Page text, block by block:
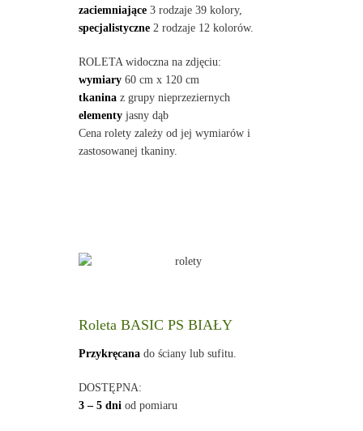
zaciemniające3 rodzaje 39 kolory,
specjalistyczne2 rodzaje 12 kolorów.
ROLETA widoczna na zdjęciu:
wymiary60 cm x 120 cm
tkaninaz grupy nieprzeziernych
elementyjasny dąb
Cena rolety zależy od jej wymiarów i
zastosowanej tkaniny.
Roleta BASIC PS BIAŁY
Przykręcanado ściany lub sufitu.
DOSTĘPNA:
3 – 5 dni od pomiaru